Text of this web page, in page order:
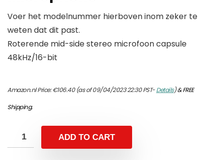
Voer het modelnummer hierboven inom zeker te
weten dat dit past.
Roterende mid-side stereo microfoon capsule
48kHz/16-bit
Amazon.nl Price:€106.40(as of 09/04/2023 22:30 PST-Details)&FREE
Shipping.
ADD TO CART